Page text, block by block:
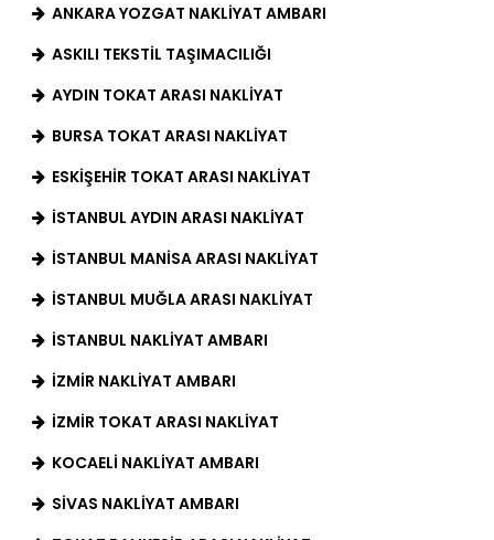
ANKARA YOZGAT NAKLIYAT AMBARI
ASKILI TEKSTIL TAŞIMACILIĞI
AYDIN TOKAT ARASI NAKLIYAT
BURSA TOKAT ARASI NAKLIYAT
ESKIŞEHIR TOKAT ARASI NAKLIYAT
İSTANBUL AYDIN ARASI NAKLIYAT
İSTANBUL MANISA ARASI NAKLIYAT
İSTANBUL MUĞLA ARASI NAKLIYAT
İSTANBUL NAKLIYAT AMBARI
IZMIR NAKLIYAT AMBARI
İZMIR TOKAT ARASI NAKLIYAT
KOCAELI NAKLIYAT AMBARI
SIVAS NAKLIYAT AMBARI